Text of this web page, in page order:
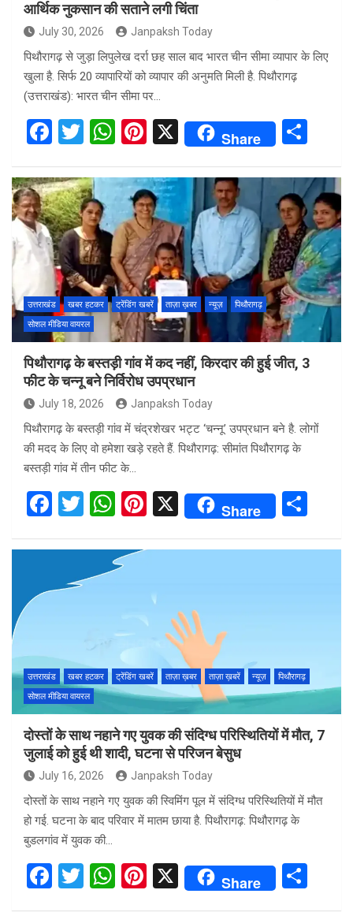
आर्थिक नुकसान की सताने लगी चिंता
July 30, 2026 Janpaksh Today
पिथौरागढ़ से जुड़ा लिपुलेख दर्रा छह साल बाद भारत चीन सीमा व्यापार के लिए
खुला है. सिर्फ 20 व्यापारियों को व्यापार की अनुमति मिली है. पिथौरागढ़
(उत्तराखंड): भारत चीन सीमा पर…
F
ce
b
o
o
k
T
tt
er
W
at
s
A
p
p
Pi
er
es
t
X Share
ar
e
उत्तराखंड खबर हटकर ट्रेंडिंग खबरें ताज़ा ख़बर न्यूज़
पिथौरागढ़
सोशल मीडिया वायरल
पिथौरागढ़ के बस्तड़ी गांव में कद नहीं, किरदार की हुई जीत, 3
फीट के चन्नू बने निर्विरोध उपप्रधान
July 18, 2026 Janpaksh Today
पिथौरागढ़ के बस्तड़ी गांव में चंद्रशेखर भट्ट ‘चन्नू’ उपप्रधान बने है. लोगों
की मदद के लिए वो हमेशा खड़े रहते हैं. पिथौरागढ़: सीमांत पिथौरागढ़ के
बस्तड़ी गांव में तीन फीट के…
F
ce
k
T
tt
er
W
at
s
p
p
Pi
er
t
X Share
ar
उत्तराखंड खबर हटकर ट्रेंडिंग खबरें ताज़ा ख़बर ताज़ा ख़बरें न्यूज़
पिथौरागढ़
सोशल मीडिया वायरल
दोस्तों के साथ नहाने गए युवक की संदिग्ध परिस्थितियों में मौत, 7
जुलाई को हुई थी शादी, घटना से परिजन बेसुध
July 16, 2026 Janpaksh Today
दोस्तों के साथ नहाने गए युवक की स्विमिंग पूल में संदिग्ध परिस्थितियों में मौत
हो गई. घटना के बाद परिवार में मातम छाया है. पिथौरागढ़: पिथौरागढ़ के
बुडलगांव में युवक की…
F
T
W Pi X Share